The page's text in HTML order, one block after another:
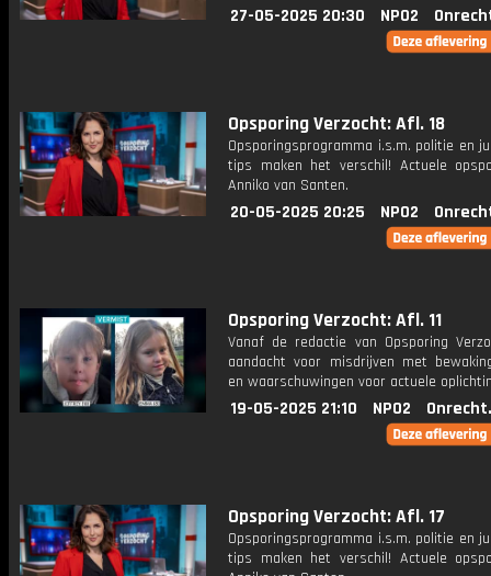
27-05-2025 20:30 NPO2
Opsporing Verzocht: Afl. 18
Opsporingsprogramma i.s.m. politie en
tips maken het verschil! Actuele
Anniko van Santen.
20-05-2025 20:25 NPO2
Opsporing Verzocht: Afl. 11
Vanaf de redactie van Opsporing
aandacht voor misdrijven met
en waarschuwingen voor actuele
19-05-2025 21:10 NPO2
Opsporing Verzocht: Afl. 17
Opsporingsprogramma i.s.m. politie en
tips maken het verschil! Actuele